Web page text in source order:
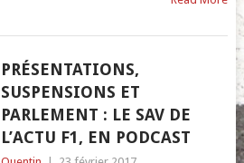
PRÉSENTATIONS,
SUSPENSIONS ET
PARLEMENT : LE SAV DE
L’ACTU F1, EN PODCAST